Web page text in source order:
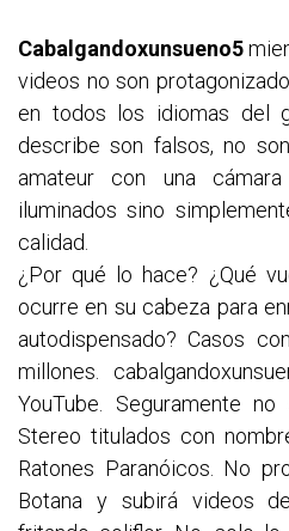
Cabalgandoxunsueno5
videos no son
en todos los idiomas del
describe son falsos, no
amateur con una
iluminados sino
calidad.
¿Por qué lo hace? ¿Qué
ocurre en su cabeza para
autodispensado? Casos
millones.
YouTube. Seguramente
Stereo titulados con
Ratones Paranóicos. No
Botana y subirá videos